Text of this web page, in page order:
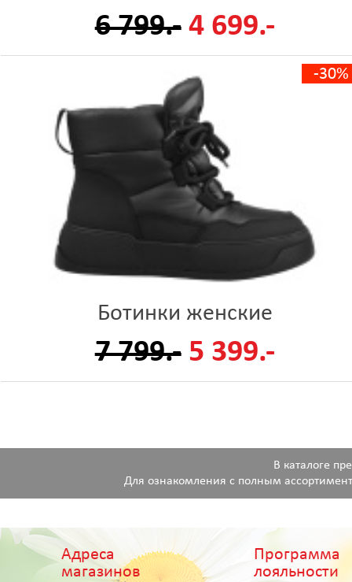
6 799.- 4 699.-
-30%
Ботинки женские
7 799.- 5 399.-
В каталоге
Для ознакомления с полным
Адреса
магазинов
Программа
лояльности